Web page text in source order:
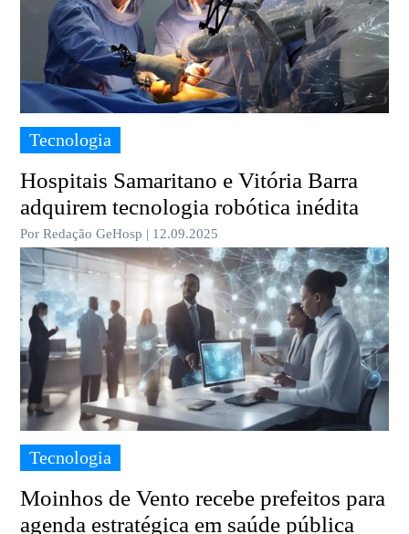
Tecnologia
Hospitais Samaritano e Vitória Barra
adquirem tecnologia robótica inédita
Por Redação GeHosp | 12.09.2025
Tecnologia
Moinhos de Vento recebe prefeitos para
agenda estratégica em saúde pública